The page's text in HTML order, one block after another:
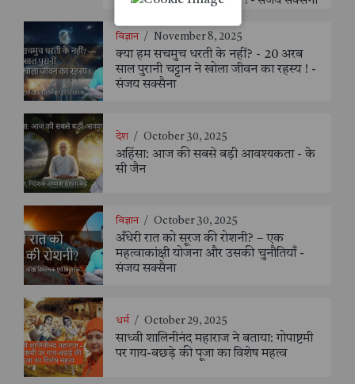
विज्ञान / November 8, 2025
क्या हम सचमुच धरती के नहीं? - 20 अरब
साल पुरानी चट्टान ने खोला जीवन का रहस्य ! -
संजय सक्सैना
देश / October 30, 2025
अहिंसा: आज की सबसे बड़ी आवश्यकता - के
सी जैन
विज्ञान / October 30, 2025
अँधेरी रात को सूरज की रोशनी? – एक
महत्वाकांक्षी योजना और उसकी चुनौतियाँ -
संजय सक्सैना
धर्म / October 29, 2025
साध्वी शालिनीनंद महाराज ने बताया: गोपाष्टमी
पर गाय-बछड़े की पूजा का विशेष महत्व